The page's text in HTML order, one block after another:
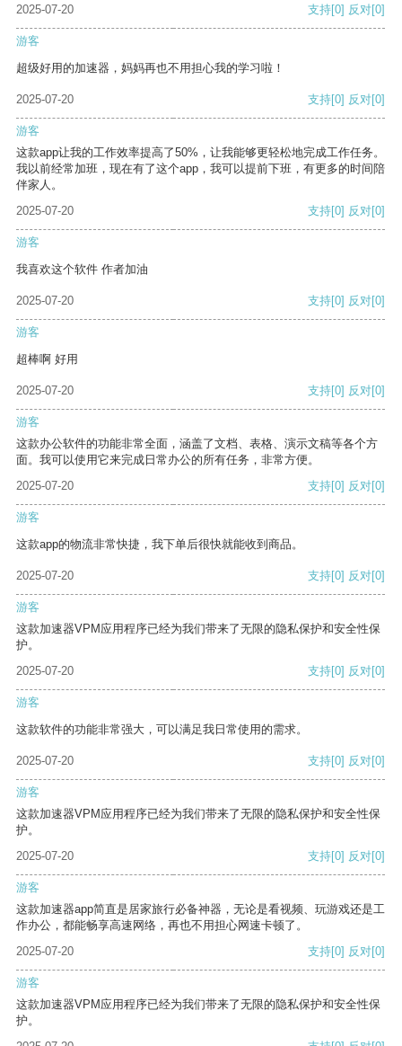
2025-07-20 支持[0] 反对[0]
游客
超级好用的加速器，妈妈再也不用担心我的学习啦！
2025-07-20 支持[0] 反对[0]
游客
这款app让我的工作效率提高了50%，让我能够更轻松地完成工作任务。
我以前经常加班，现在有了这个app，我可以提前下班，有更多的时间陪
伴家人。
2025-07-20
支持[0] 反对[0]
游客
我喜欢这个软件 作者加油
2025-07-20 支持[0] 反对[0]
游客
超棒啊 好用
2025-07-20 支持[0] 反对[0]
游客
这款办公软件的功能非常全面，涵盖了文档、表格、演示文稿等各个方
面。我可以使用它来完成日常办公的所有任务，非常方便。
2025-07-20
支持[0] 反对[0]
游客
这款app的物流非常快捷，我下单后很快就能收到商品。
2025-07-20 支持[0] 反对[0]
游客
这款加速器VPM应用程序已经为我们带来了无限的隐私保护和安全性保
护。
2025-07-20
支持[0] 反对[0]
游客
这款软件的功能非常强大，可以满足我日常使用的需求。
2025-07-20 支持[0] 反对[0]
游客
这款加速器VPM应用程序已经为我们带来了无限的隐私保护和安全性保
护。
2025-07-20
支持[0] 反对[0]
游客
这款加速器app简直是居家旅行必备神器，无论是看视频、玩游戏还是工
作办公，都能畅享高速网络，再也不用担心网速卡顿了。
2025-07-20
支持[0] 反对[0]
游客
这款加速器VPM应用程序已经为我们带来了无限的隐私保护和安全性保
护。